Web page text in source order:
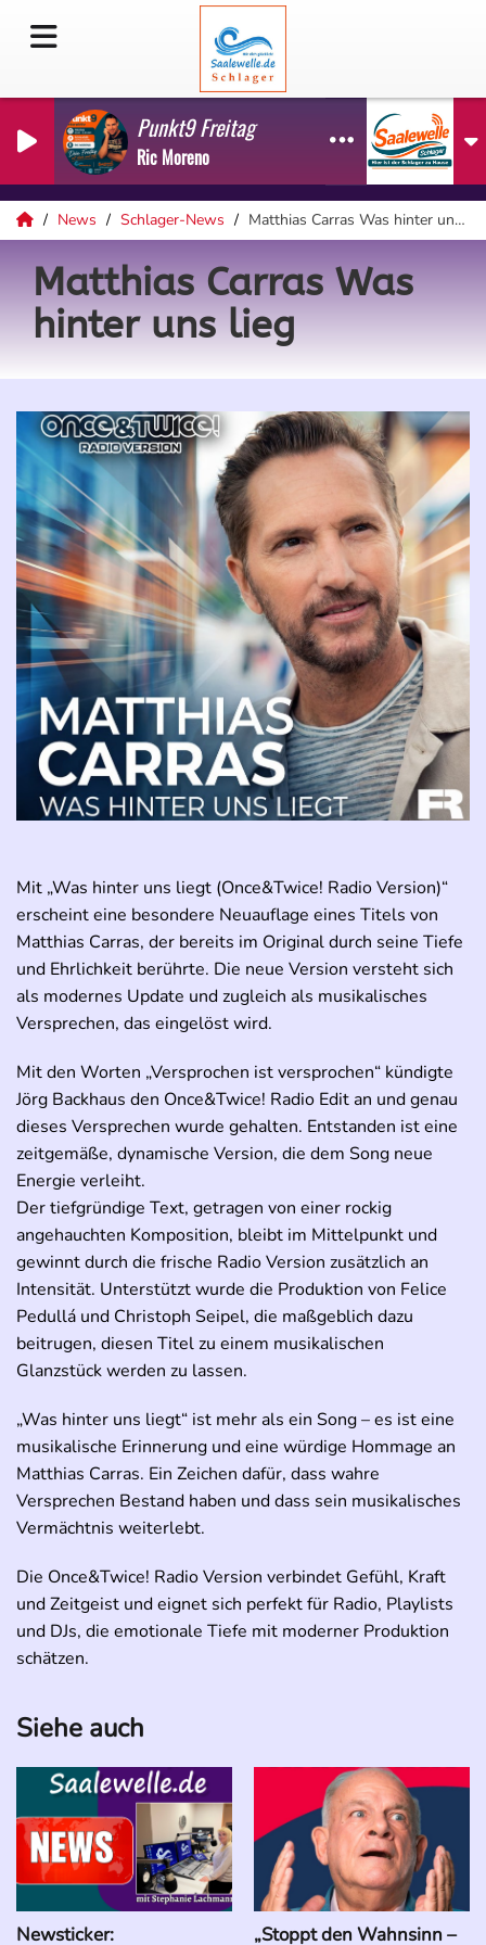
Punkt9 Freitag
Ric Moreno
News Schlager-News Matthias Carras Was hinter uns lieg
Matthias Carras Was
hinter uns lieg
Mit „Was hinter uns liegt (Once&Twice! Radio Version)“
erscheint eine besondere Neuauflage eines Titels von
Matthias Carras, der bereits im Original durch seine Tiefe
und Ehrlichkeit berührte. Die neue Version versteht sich
als modernes Update und zugleich als musikalisches
Versprechen, das eingelöst wird.
Mit den Worten „Versprochen ist versprochen“ kündigte
Jörg Backhaus den Once&Twice! Radio Edit an und genau
dieses Versprechen wurde gehalten. Entstanden ist eine
zeitgemäße, dynamische Version, die dem Song neue
Energie verleiht.
Der tiefgründige Text, getragen von einer rockig
angehauchten Komposition, bleibt im Mittelpunkt und
gewinnt durch die frische Radio Version zusätzlich an
Intensität. Unterstützt wurde die Produktion von Felice
Pedullá und Christoph Seipel, die maßgeblich dazu
beitrugen, diesen Titel zu einem musikalischen
Glanzstück werden zu lassen.
„Was hinter uns liegt“ ist mehr als ein Song – es ist eine
musikalische Erinnerung und eine würdige Hommage an
Matthias Carras. Ein Zeichen dafür, dass wahre
Versprechen Bestand haben und dass sein musikalisches
Vermächtnis weiterlebt.
Die Once&Twice! Radio Version verbindet Gefühl, Kraft
und Zeitgeist und eignet sich perfekt für Radio, Playlists
und DJs, die emotionale Tiefe mit moderner Produktion
schätzen.
Siehe auch
Newsticker: „Stoppt den Wahnsinn –